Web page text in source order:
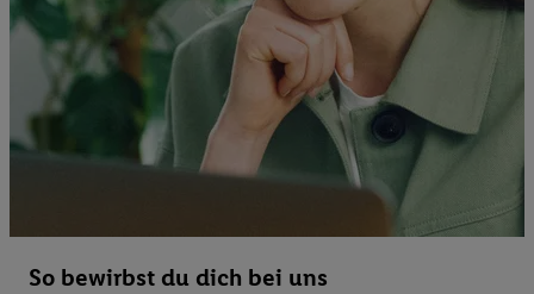
So bewirbst du dich bei uns